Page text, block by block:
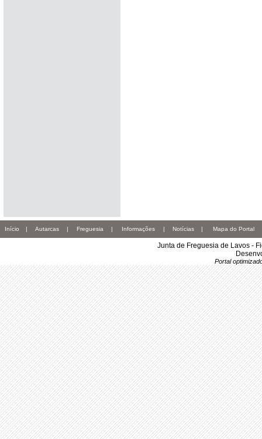
Início | Autarcas | Freguesia | Informações | Notícias | Mapa do Portal
Junta de Freguesia de Lavos -
Portal